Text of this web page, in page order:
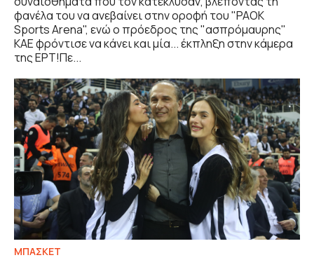
φανέλα του να ανεβαίνει στην οροφή του "PAOK
Sports Arena", ενώ ο πρόεδρος της "ασπρόμαυρης"
ΚΑΕ φρόντισε να κάνει και μία... έκπληξη στην κάμερα
της ΕΡΤ!Πε...
ΜΠΑΣΚΕΤ